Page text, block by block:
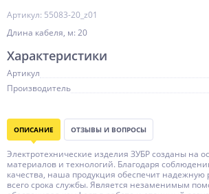
Артикул: 55083-20_z01
Длина кабеля, м: 20
Характеристики
Артикул
Производитель
ОПИСАНИЕ ОТЗЫВЫ И ВОПРОСЫ
Электротехнические изделия ЗУБР созданы на
материалов и технологий. Благодаря
качества, наша продукция обеспечит надежную
всего срока службы. Является незаменимым